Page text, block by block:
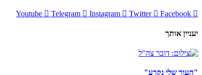
Youtube Telegram Instagram Twitter Facebook
יעניין אותך
"העור שלי נקרע"